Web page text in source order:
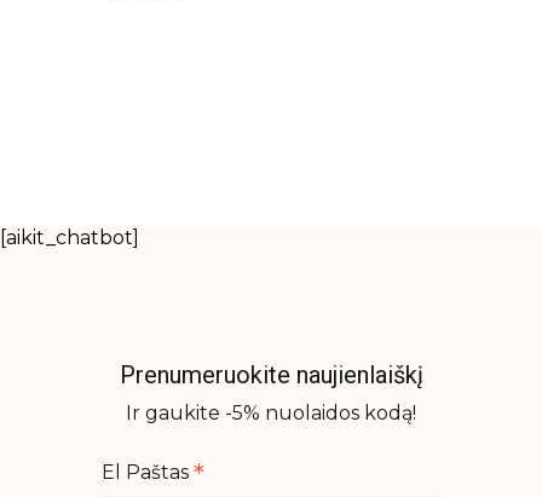
[aikit_chatbot]
Prenumeruokite naujienlaiškį
Ir gaukite -5% nuolaidos kodą!
El Paštas *